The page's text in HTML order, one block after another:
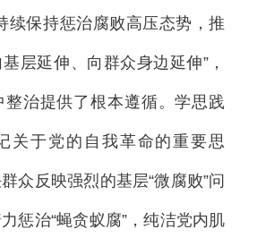
续保持惩治腐败高压态势，推
层延伸、向群众身边延伸”，
整治提供了根本遵循。学思践
关于党的自我革命的重要思
众反映强烈的基层“微腐败”问
惩治“蝇贪蚁腐”，纯洁党内肌